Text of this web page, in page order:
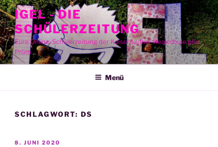
Zum
Inhalt
springen
IGEL - DIE
SCHÜLERZEITUNG
Eure Online-Schülerzeitung der Kaiser-Lothar-Realschule plus
Prüm
Menü
SCHLAGWORT: DS
VERÖFFENTLICHT
8. JUNI 2020